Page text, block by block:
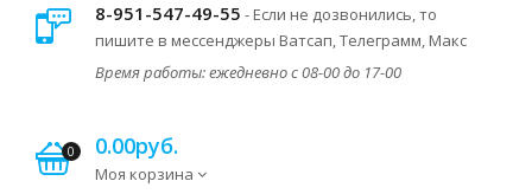
8-951-547-49-55 - Если не дозвонились, то
пишите в мессенджеры Ватсап, Телеграмм, Макс
Время работы: ежедневно с 08-00 до 17-00
0 0.00руб.
Моя корзина